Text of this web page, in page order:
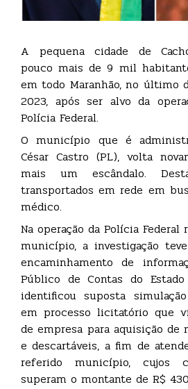
A pequena cidade de
pouco mais de 9 mil
em todo Maranhão, no último
2023, após ser alvo da
Polícia Federal.
O município que é
César Castro (PL), volta
mais um escândalo.
transportados em rede em
médico.
Na operação da Polícia Federal
município, a investigação
encaminhamento de
Público de Contas do
identificou suposta
em processo licitatório que
de empresa para aquisição de
e descartáveis, a fim de
referido município, cujos
superam o montante de R$